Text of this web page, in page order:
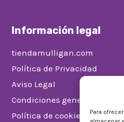
Para
Información legal
tiendamulligan.com
Política de Privacidad
Aviso Legal
Condiciones generales de
Política de cookies (UE)